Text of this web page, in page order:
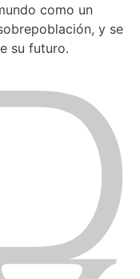
como un
y se
su futuro.